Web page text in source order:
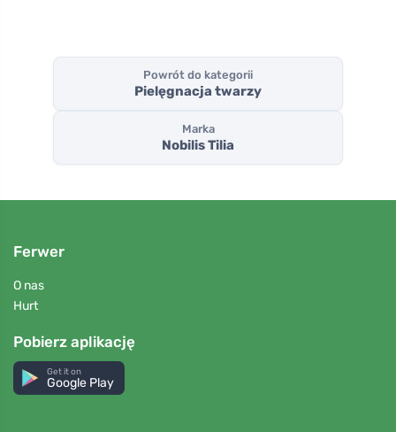
Powrót do kategorii
Pielęgnacja twarzy
Marka
Nobilis Tilia
Ferwer
O nas
Hurt
Pobierz aplikację
Get it on
Google Play